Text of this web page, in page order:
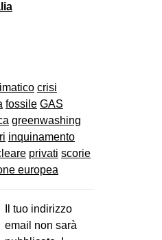
crisi
fossile GAS
greenwashing
inquinamento
privati scorie
europea
Il tuo indirizzo
email non sarà